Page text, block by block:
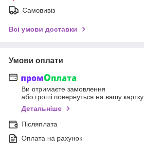
Самовивіз
Всі умови доставки
Умови оплати
Ви отримаєте замовлення
або гроші повернуться на вашу картку
Детальніше
Післяплата
Оплата на рахунок